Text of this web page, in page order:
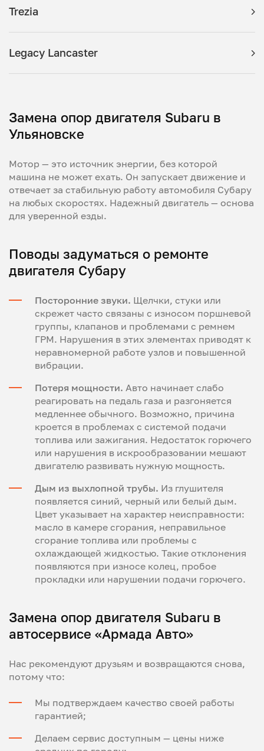
Trezia
Legacy Lancaster
Замена опор двигателя Subaru в
Ульяновске
Мотор — это источник энергии, без которой
машина не может ехать. Он запускает движение и
отвечает за стабильную работу автомобиля Субару
на любых скоростях. Надежный двигатель — основа
для уверенной езды.
Поводы задуматься о ремонте
двигателя Субару
Посторонние звуки. Щелчки, стуки или
скрежет часто связаны с износом поршневой
группы, клапанов и проблемами с ремнем
ГРМ. Нарушения в этих элементах приводят к
неравномерной работе узлов и повышенной
вибрации.
Потеря мощности. Авто начинает слабо
реагировать на педаль газа и разгоняется
медленнее обычного. Возможно, причина
кроется в проблемах с системой подачи
топлива или зажигания. Недостаток горючего
или нарушения в искрообразовании мешают
двигателю развивать нужную мощность.
Дым из выхлопной трубы. Из глушителя
появляется синий, черный или белый дым.
Цвет указывает на характер неисправности:
масло в камере сгорания, неправильное
сгорание топлива или проблемы с
охлаждающей жидкостью. Такие отклонения
появляются при износе колец, пробое
прокладки или нарушении подачи горючего.
Замена опор двигателя Subaru в
автосервисе «Армада Авто»
Нас рекомендуют друзьям и возвращаются снова,
потому что:
Мы подтверждаем качество своей работы
гарантией;
Делаем сервис доступным — цены ниже